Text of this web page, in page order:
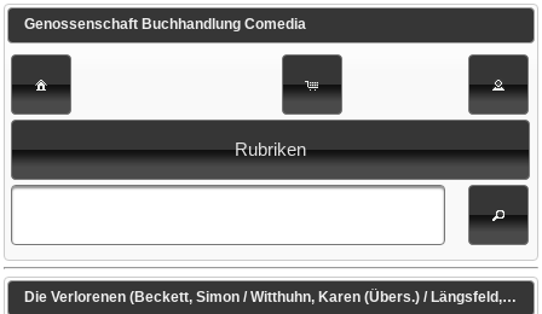
Genossenschaft Buchhandlung Comedia
Rubriken
Die Verlorenen (Beckett, Simon / Witthuhn, Karen (Übers.) / Längsfeld, Sabine (Übers.))